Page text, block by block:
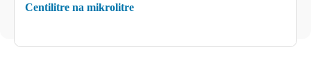
Centilitre na mikrolitre